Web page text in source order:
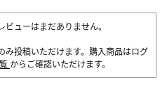
ューはまだありません。
み投稿いただけます。購入商品はログ
からご確認いただけます。